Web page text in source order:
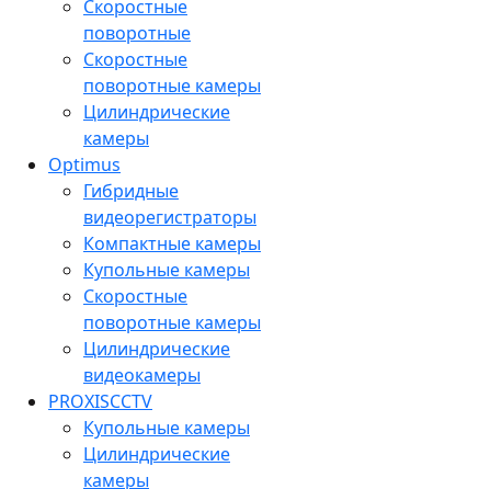
Скоростные
поворотные
Скоростные
поворотные камеры
Цилиндрические
камеры
Optimus
Гибридные
видеорегистраторы
Компактные камеры
Купольные камеры
Скоростные
поворотные камеры
Цилиндрические
видеокамеры
PROXISCCTV
Купольные камеры
Цилиндрические
камеры